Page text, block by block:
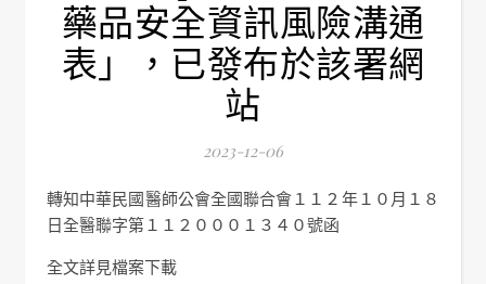
藥品安全資訊風險溝通
表」，已發布於該署網
站
2023-12-06
轉知中華民國醫師公會全國聯合會１１２年１０月１８
日全醫聯字第１１２０００１３４０號函
全文詳見檔案下載